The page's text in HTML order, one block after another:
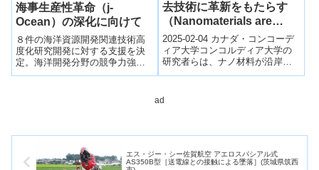
海事生産性革命（j-
Ocean）の深化に向けて
８件の海洋資源開発関連技術高
度化研究開発に対する支援を決
定。海洋開発分野の競争力強化
及び付加価値ビジネスに向けた
去技術に革新をもたらす
（Nanomaterials are
emerging as a powerful
tool for coastal oil spill
cleanup）
2025-02-04 カナダ・コンコーデ
ィア大学コンコルディア大学の
研究者らは、ナノ材料が沿岸部
と報告し...
ad
エス・ジー・シー佐賀航空 アエロスパシアル式
AS350B型［送電線との接触による墜落］(茨城県筑西